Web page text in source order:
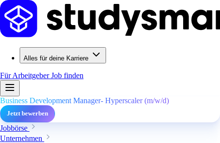
Alles für deine Karriere
Für ArbeitgeberJob finden
Business Development Manager- Hyperscaler (m/w/d)
Jetzt bewerben
Jobbörse
Unternehmen